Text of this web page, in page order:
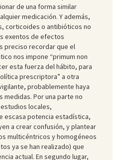
de una forma similar
medicación. Y además,
corticoides o antibióticos no
exentos de efectos
preciso recordar que el
nos impone “primum non
esta fuerza del hábito, para
prescriptora” a otra
probablemente haya
medidas. Por una parte no
locales,
escasa potencia estadística,
a crear confusión, y plantear
multicéntricos y homogéneos
ya se han realizado) que
actual. En segundo lugar,